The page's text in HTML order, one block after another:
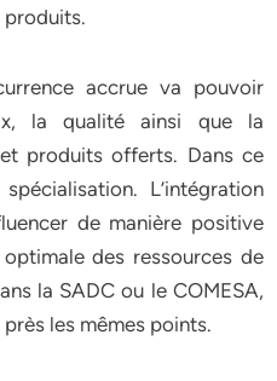
produits.
accrue va pouvoir
la qualité ainsi que la
produits offerts. Dans ce
L’intégration
de manière positive
des ressources de
la SADC ou le COMESA,
les mêmes points.